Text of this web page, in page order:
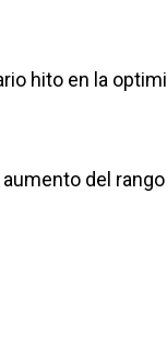
hito en la
del